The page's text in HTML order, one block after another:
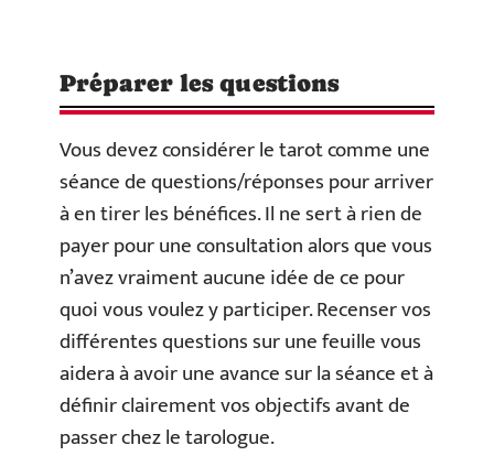
Préparer les questions
Vous devez considérer le tarot comme une
séance de questions/réponses pour arriver
à en tirer les bénéfices. Il ne sert à rien de
payer pour une consultation alors que vous
n’avez vraiment aucune idée de ce pour
quoi vous voulez y participer. Recenser vos
différentes questions sur une feuille vous
aidera à avoir une avance sur la séance et à
définir clairement vos objectifs avant de
passer chez le tarologue.